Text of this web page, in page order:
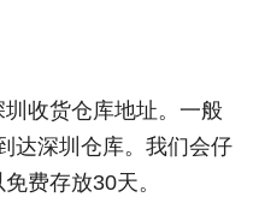
收货仓库地址。一般
达深圳仓库。我们会仔
费存放30天。